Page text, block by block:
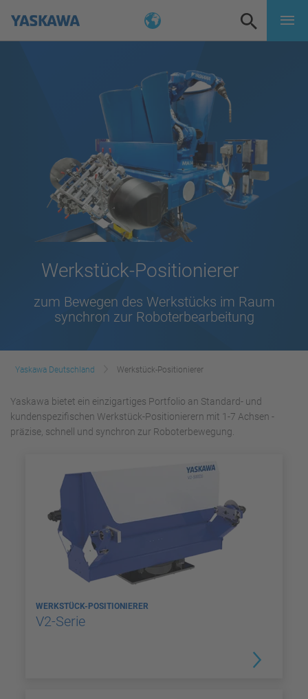
Werkstück-Positionierer
zum Bewegen des Werkstücks im Raum
synchron zur Roboterbearbeitung
Yaskawa Deutschland Werkstück-Positionierer
Yaskawa bietet ein einzigartiges Portfolio an Standard- und
kundenspezifischen Werkstück-Positionierern mit 1-7 Achsen -
präzise, schnell und synchron zur Roboterbewegung.
WERKSTÜCK-POSITIONIERER
V2-Serie